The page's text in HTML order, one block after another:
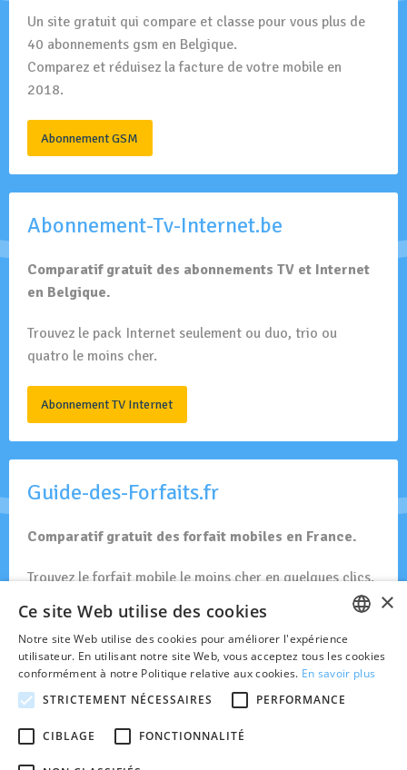
Un site gratuit qui compare et classe pour vous plus de
40 abonnements gsm en Belgique.
Comparez et réduisez la facture de votre mobile en
2018.
Abonnement GSM
Abonnement-Tv-Internet.be
Comparatif gratuit des abonnements TV et Internet
en Belgique.
Trouvez le pack Internet seulement ou duo, trio ou
quatro le moins cher.
Abonnement TV Internet
Guide-des-Forfaits.fr
Comparatif gratuit des forfait mobiles en France.
Trouvez le forfait mobile le moins cher en quelques clics.
Toute l'actualité des réseaux GSM et opérateurs actifs en
© 2026 Belgsm.com est indépendant des opérateurs mobiles en Belgique.
Site édité par Bertholet Publishing sprl.
FRENCH
DUTCH
×
Ce site Web utilise des cookies
Notre site Web utilise des cookies pour améliorer l'expérience
utilisateur. En utilisant notre site Web, vous acceptez tous les cookies
conformément à notre Politique relative aux cookies. En savoir plus
STRICTEMENT NÉCESSAIRES
PERFORMANCE
CIBLAGE FONCTIONNALITÉ